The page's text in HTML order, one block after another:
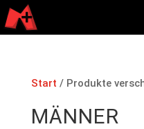
Start / Produkte
MÄNNER